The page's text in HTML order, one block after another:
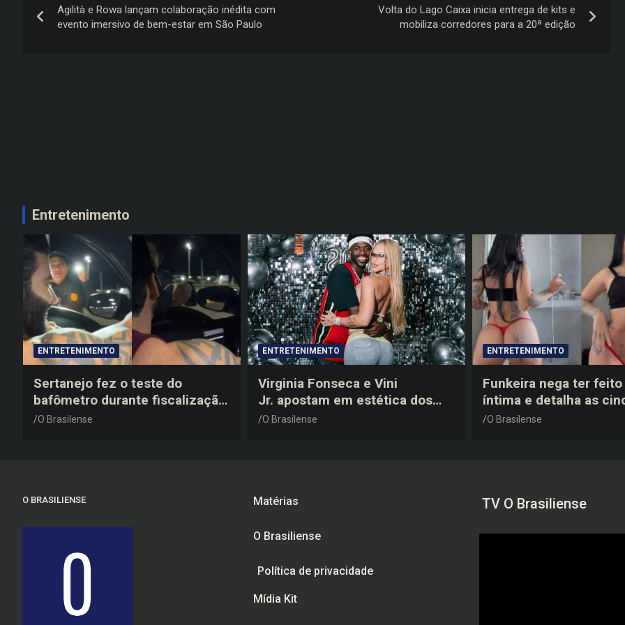
de
Agilità e Rowa lançam colaboração inédita com
evento imersivo de bem-estar em São Paulo
Volta do Lago Caixa inicia entrega de kits e
mobiliza corredores para a 20ª edição
Entretenimento
ENTRETENIMENTO
Sertanejo fez o teste do
bafômetro durante fiscalização
na estrada, deu resultado
O Brasilense
ENTRETENIMENTO
Virginia Fonseca e Vini
Jr. apostam em estética dos
anos 2000 em festa de
O Brasilense
ENTRETENIMENTO
Funkeira nega ter
íntima e detalha as
plásticas que realizou
O Brasilense
O BRASILIENSE Matérias
O Brasiliense
Política de privacidade
Mídia Kit
TV O Brasiliense